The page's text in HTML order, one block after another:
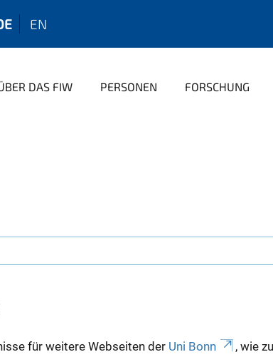
EN
DAS FIW PERSONEN FORSCHUNG
für weitere Webseiten der Uni Bonn , wie